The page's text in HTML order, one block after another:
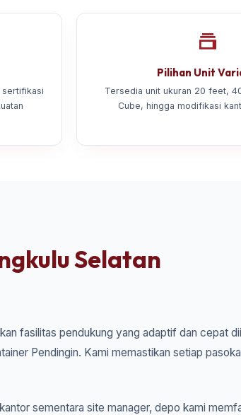
sertifikasi
Pilihan Unit
Tersedia unit ukuran 20 feet,
Cube, hingga modifikasi
Selatan
fasilitas pendukung yang adaptif dan cepat
Pendingin. Kami memastikan setiap
sementara site manager, depo kami